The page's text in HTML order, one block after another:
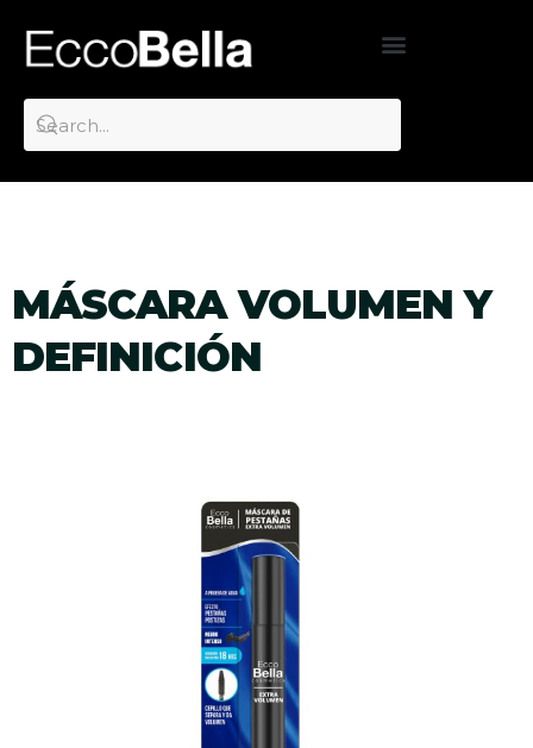
MÁSCARA VOLUMEN Y
DEFINICIÓN